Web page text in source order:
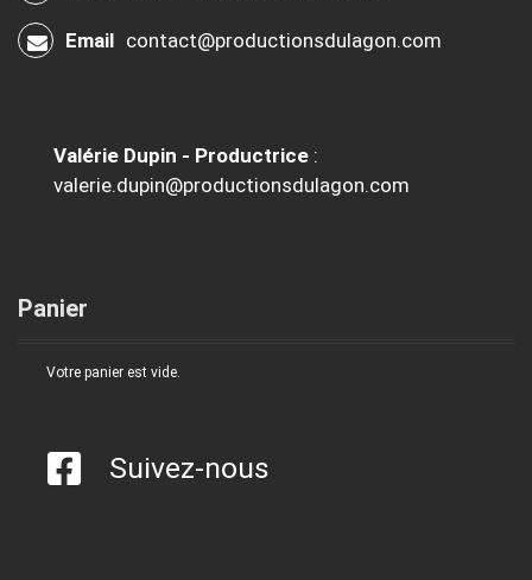
Email contact@productionsdulagon.com
Valérie Dupin - Productrice :
valerie.dupin@productionsdulagon.com
Panier
Votre panier est vide.
Suivez-nous